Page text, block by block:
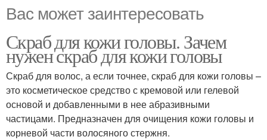
Вас может заинтересовать
Скраб для кожи головы. Зачем
нужен скраб для кожи головы
Скраб для волос, а если точнее, скраб для кожи головы –
это косметическое средство с кремовой или гелевой
основой и добавленными в нее абразивными
частицами. Предназначен для очищения кожи головы и
корневой части волосяного стержня.